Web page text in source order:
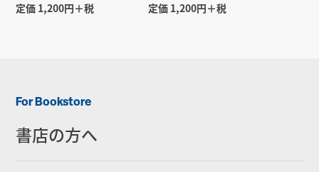
定価 1,200円＋税
定価 1,200円＋税
For Bookstore
書店の方へ